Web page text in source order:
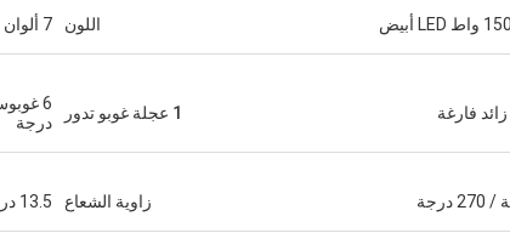
اللون 7 ألوان بالإضافة إلى الأبيض
1 عجلة غوبو تدور
درجة
زاوية الشعاع 13.5 درجة